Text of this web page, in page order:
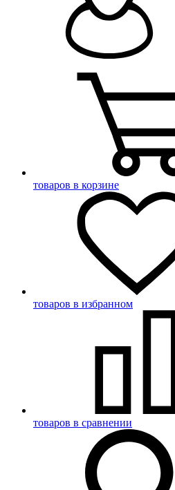
товаров в корзине
товаров в избранном
товаров в сравнении